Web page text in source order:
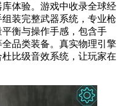
体验。游戏中收录全球经
装完整武器系统，专业枪
衡与操作手感，包含手
品类装备。真实物理引擎
比级音效系统，让玩家在